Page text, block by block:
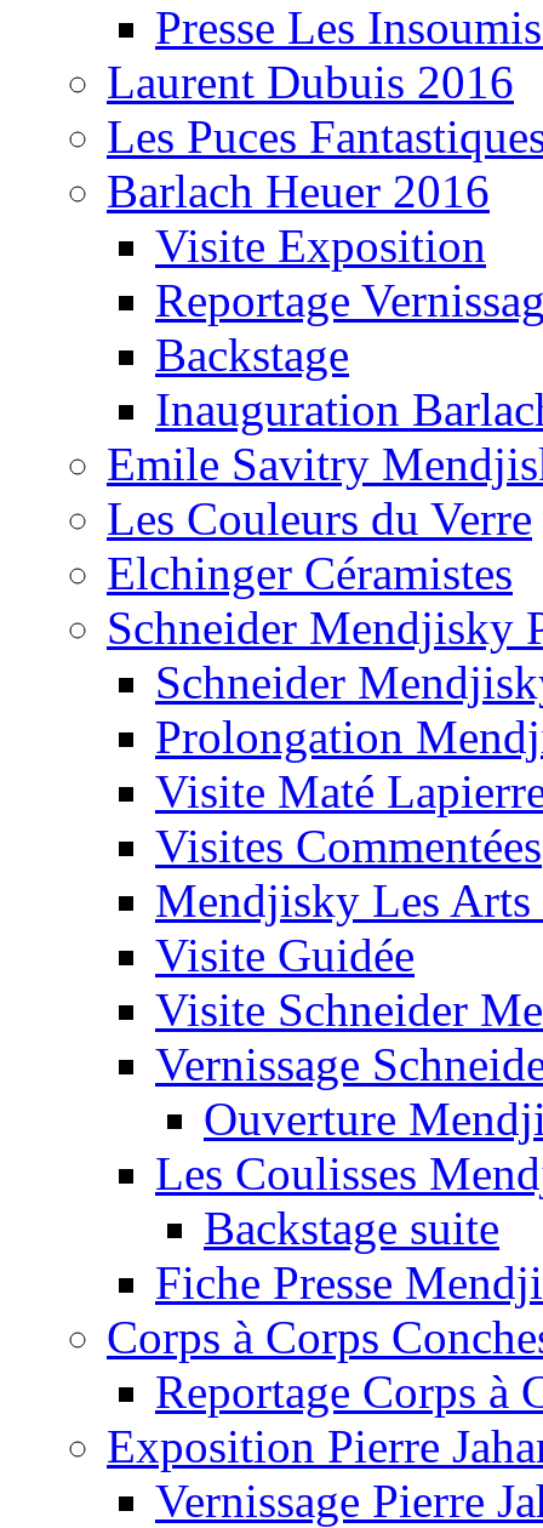
Presse Les
Laurent Dubuis 2016
Les Puces
Barlach Heuer 2016
Visite Exposition
Reportage
Backstage
Inauguration
Emile Savitry
Les Couleurs du Verre
Elchinger Céramistes
Schneider Mendjisky
Schneider
Prolongation
Visite Maté
Visites Commentées
Mendjisky Les Arts
Visite Guidée
Visite Schneider
Vernissage
Ouverture
Les Coulisses
Backstage suite
Fiche Presse
Corps à Corps
Reportage Corps à
Exposition Pierre
Vernissage Pierre